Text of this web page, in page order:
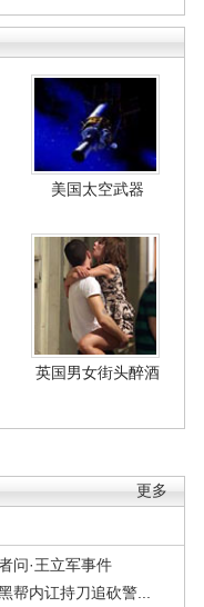
美国太空武器
英国男女街头醉酒
更多
问·王立军事件
帮内讧持刀追砍警...